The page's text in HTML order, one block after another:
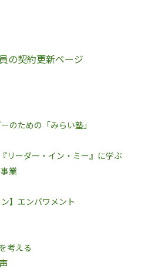
の契約更新ページ
のための「みらい塾」
リーダー・イン・ミー』に学ぶ
業
ン】エンパワメント
考える